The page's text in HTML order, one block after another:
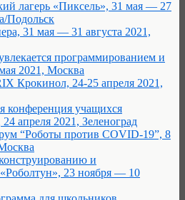
лагерь «Пиксель», 31 мая — 27
Подольск
31 мая — 31 августа 2021,
программированием и
2021, Москва
Крокинол, 24-25 апреля 2021,
конференция учащихся
апреля 2021, Зеленоград
“Роботы против COVID-19”, 8
и
23 ноября — 10